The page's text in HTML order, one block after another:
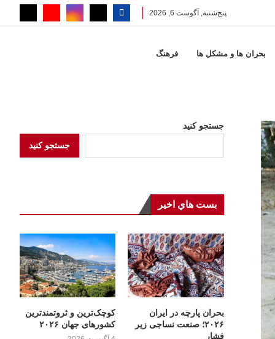
پنج‌شنبه, آگوست 6, 2026
بحران ها و مشكل ها فرهنگ
جستجو کنید
جستجو کنید
بست هاي اخير
بحران پارچه در ایران
۲۰۲۶؛ صنعت نساجی زیر
فشار
کوچک‌ترین و ثروتمندترین
کشورهای جهان ۲۰۲۶